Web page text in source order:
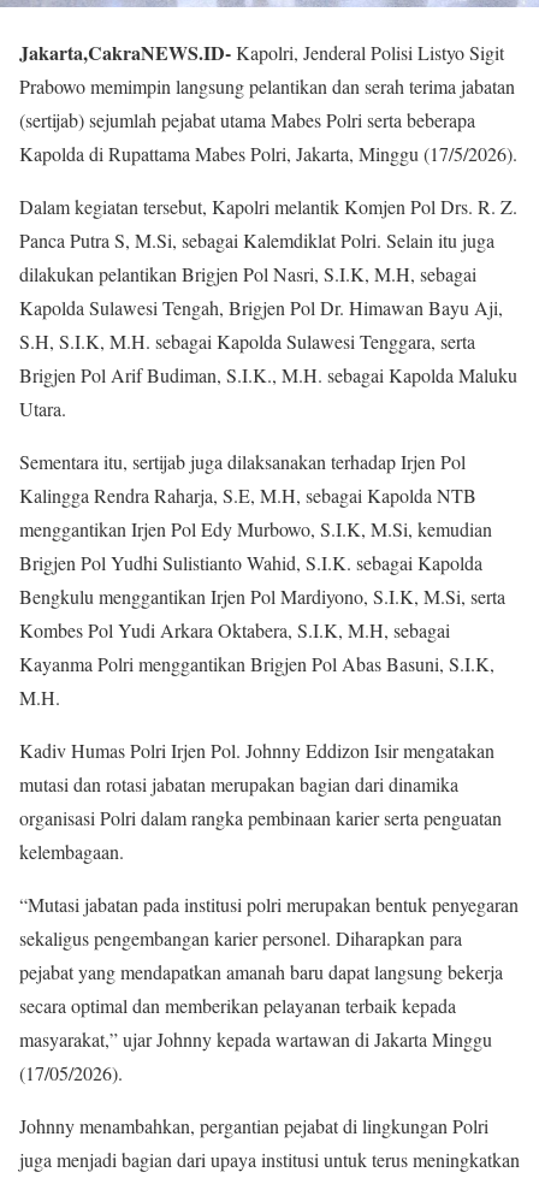
Jakarta,CakraNEWS.ID-Kapolri, Jenderal Polisi Listyo Sigit
Prabowo memimpin langsung pelantikan dan serah terima jabatan
(sertijab) sejumlah pejabat utama Mabes Polri serta beberapa
Kapolda di Rupattama Mabes Polri, Jakarta, Minggu (17/5/2026).
Dalam kegiatan tersebut, Kapolri melantik Komjen Pol Drs. R. Z.
Panca Putra S, M.Si, sebagai Kalemdiklat Polri. Selain itu juga
dilakukan pelantikan Brigjen Pol Nasri, S.I.K, M.H, sebagai
Kapolda Sulawesi Tengah, Brigjen Pol Dr. Himawan Bayu Aji,
S.H, S.I.K, M.H. sebagai Kapolda Sulawesi Tenggara, serta
Brigjen Pol Arif Budiman, S.I.K., M.H. sebagai Kapolda Maluku
Utara.
Sementara itu, sertijab juga dilaksanakan terhadap Irjen Pol
Kalingga Rendra Raharja, S.E, M.H, sebagai Kapolda NTB
menggantikan Irjen Pol Edy Murbowo, S.I.K, M.Si, kemudian
Brigjen Pol Yudhi Sulistianto Wahid, S.I.K. sebagai Kapolda
Bengkulu menggantikan Irjen Pol Mardiyono, S.I.K, M.Si, serta
Kombes Pol Yudi Arkara Oktabera, S.I.K, M.H, sebagai
Kayanma Polri menggantikan Brigjen Pol Abas Basuni, S.I.K,
M.H.
Kadiv Humas Polri Irjen Pol. Johnny Eddizon Isir mengatakan
mutasi dan rotasi jabatan merupakan bagian dari dinamika
organisasi Polri dalam rangka pembinaan karier serta penguatan
kelembagaan.
“Mutasi jabatan pada institusi polri merupakan bentuk penyegaran
sekaligus pengembangan karier personel. Diharapkan para
pejabat yang mendapatkan amanah baru dapat langsung bekerja
secara optimal dan memberikan pelayanan terbaik kepada
masyarakat,” ujar Johnny kepada wartawan di Jakarta Minggu
(17/05/2026).
Johnny menambahkan, pergantian pejabat di lingkungan Polri
juga menjadi bagian dari upaya institusi untuk terus meningkatkan